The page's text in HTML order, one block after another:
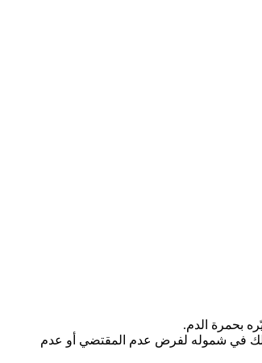
بحمرة الدم.
ذلك في شموله لفرض عدم المقتضي أو عدم